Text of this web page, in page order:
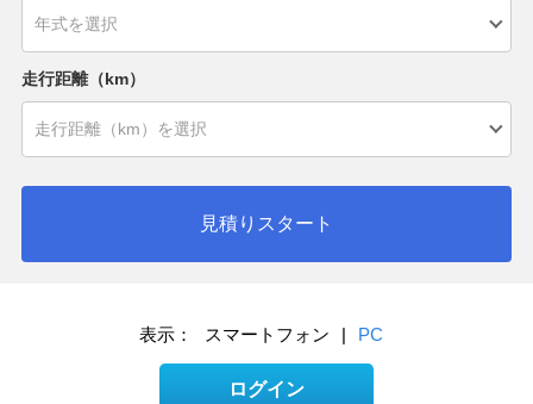
走行距離（km）
見積りスタート
表示： スマートフォン | PC
ログイン